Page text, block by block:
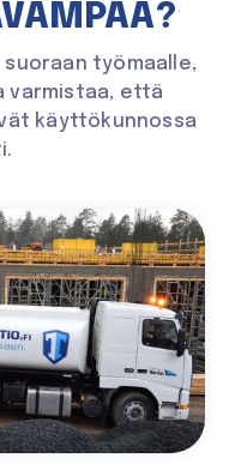
työmaalle,
varmistaa, että
käyttökunnossa